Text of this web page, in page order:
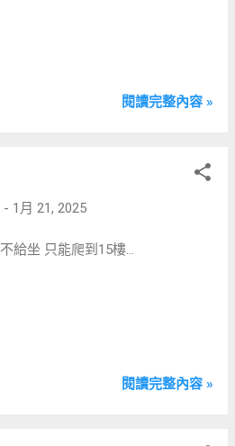
閱讀完整內容 »
- 1月 21, 2025
給坐 只能爬到15樓…
閱讀完整內容 »